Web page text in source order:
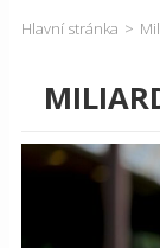
Hlavní stránka